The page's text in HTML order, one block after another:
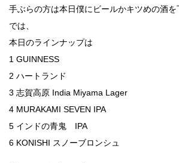
手ぶらの方は本日僕にビールかキツめの酒を
では、
本日のラインナップは
1 GUINNESS
2 ハートランド
3 志賀高原 India Miyama Lager
4 MURAKAMI SEVEN IPA
5 インドの青鬼 IPA
6 KONISHI スノーブロンシュ